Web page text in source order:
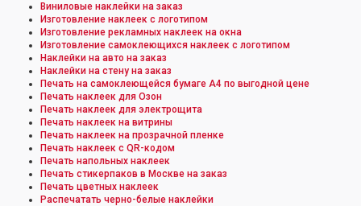
Виниловые наклейки на заказ
Изготовление наклеек с логотипом
Изготовление рекламных наклеек на окна
Изготовление самоклеющихся наклеек с логотипом
Наклейки на авто на заказ
Наклейки на стену на заказ
Печать на самоклеющейся бумаге А4 по выгодной цене
Печать наклеек для Озон
Печать наклеек для электрощита
Печать наклеек на витрины
Печать наклеек на прозрачной пленке
Печать наклеек с QR-кодом
Печать напольных наклеек
Печать стикерпаков в Москве на заказ
Печать цветных наклеек
Распечатать черно-белые наклейки